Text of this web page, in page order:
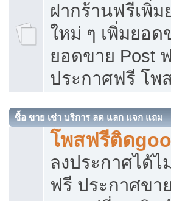
ฝากร้านฟรีเพิ่
ใหม่ ๆ เพิ่มยอด
ยอดขาย Post
ประกาศฟรี โพ
ซื้อ ขาย เช่า บริการ ลด แลก แจก แถม
โพสฟรีติด
ลงประกาศได้
ฟรี ประกาศข